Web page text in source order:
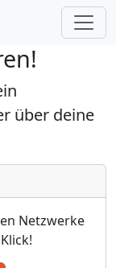
über deine
Netzwerke